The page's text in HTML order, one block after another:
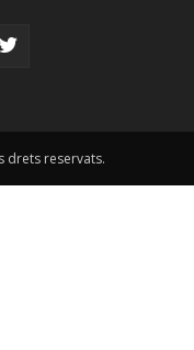
drets reservats.